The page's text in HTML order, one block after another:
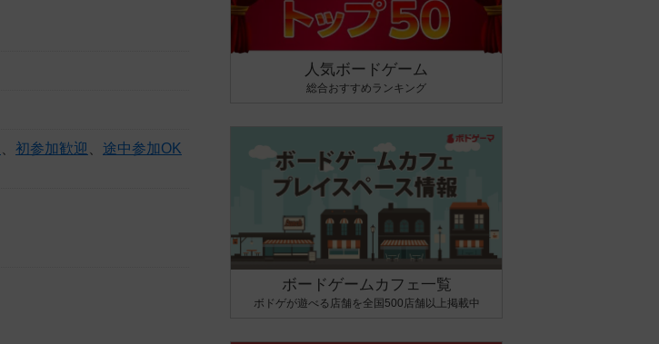
初参加歓迎
途中参加OK
人気ボードゲーム
総合おすすめランキング
ボードゲームカフェ一覧
ボドゲが遊べる店舗を全国500店舗以上掲載中